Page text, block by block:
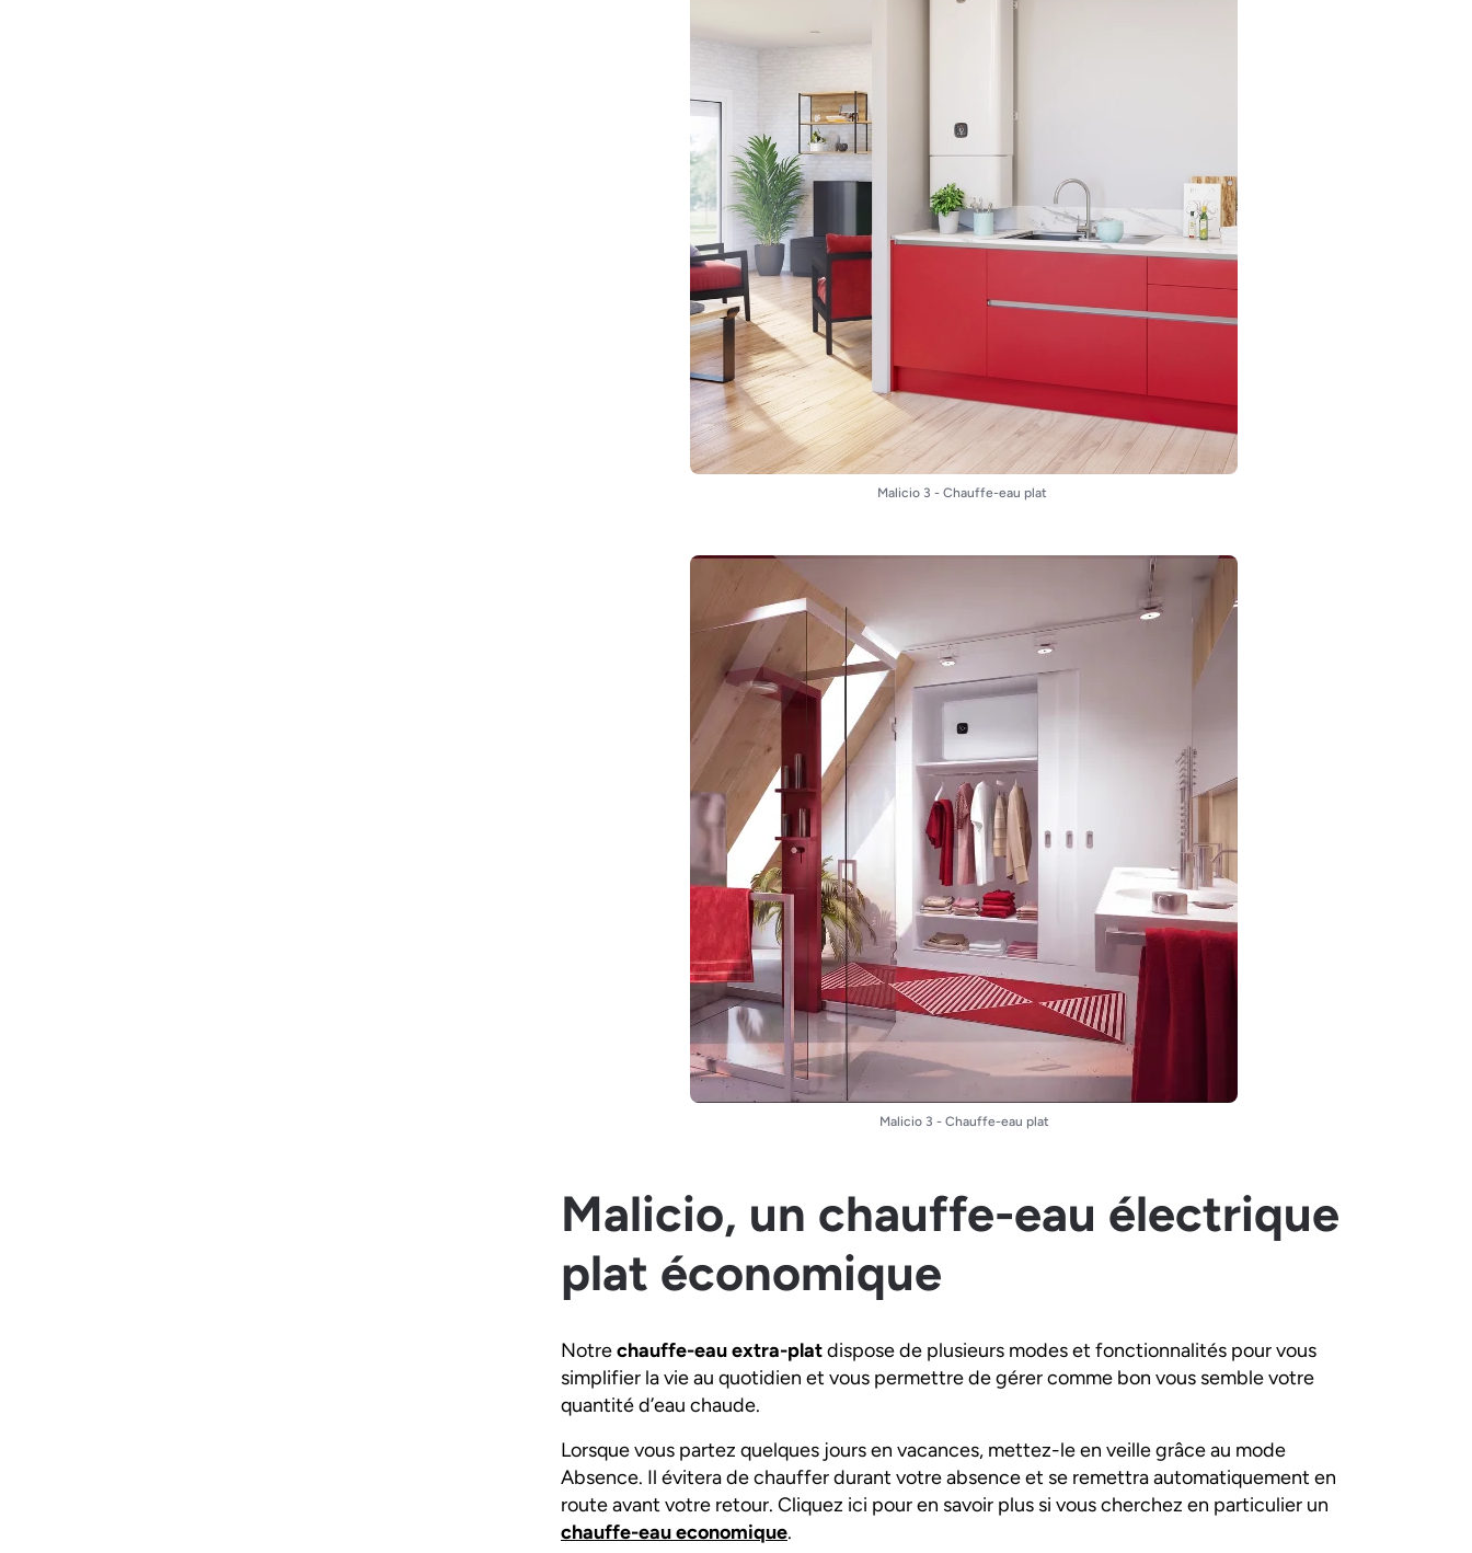
Malicio 3 - Chauffe-eau plat
Malicio 3 - Chauffe-eau plat
Malicio, un chauffe-eau électrique
plat économique
Notrechauffe-eau extra-platdispose de plusieurs modes et fonctionnalités pour vous
simplifier la vie au quotidien et vous permettre de gérer comme bon vous semble votre
quantité d’eau chaude.
Lorsque vous partez quelques jours en vacances, mettez-le en veille grâce au mode
Absence. Il évitera de chauffer durant votre absence et se remettra automatiquement en
route avant votre retour. Cliquez ici pour en savoir plus si vous cherchez en particulier un
chauffe-eau economique.